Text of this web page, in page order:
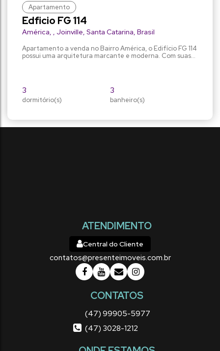
Edficio FG 114
Apartamento
América Joinville Santa Catarina Brasil
3
dormitório(s)
3
banheiro(s)
privativo: sala(s)
168m² 3
Apartamento a venda no Bairro América, o Edifício FG 114
possui uma arquitetura marcante e moderna. Com suas
andar. O apartamento possui: 03 suítes, sala de jantar e
sala de estar,...
ATENDIMENTO
Central do Cliente
contatos@presenteimoveis.com.br
CONTATOS
(47) 99905-5977
(47) 3028-1212